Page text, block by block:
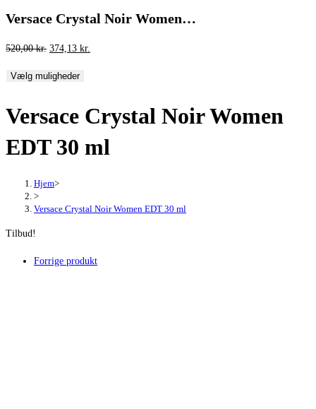
Versace Crystal Noir Women…
520,00kr. Den
pris
520,00 kr..
374,13 kr.
374,13 kr..
Vælg muligheder
Versace Crystal Noir Women
EDT 30 ml
Hjem>
>
Versace Crystal Noir Women EDT 30 ml
Tilbud!
Forrige produkt